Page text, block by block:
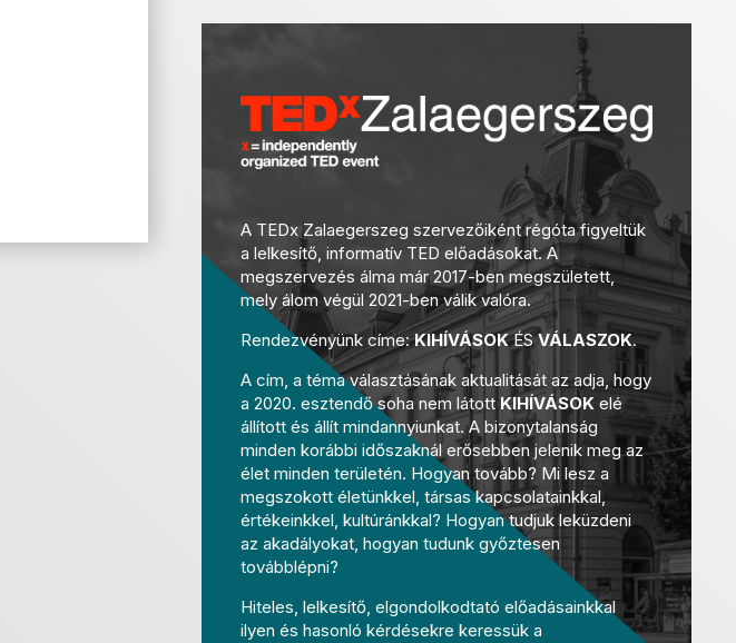
A TEDx Zalaegerszeg szervezőiként régóta figyeltük
a lelkesítő, informatív TED előadásokat. A
megszervezés álma már 2017-ben megszületett,
mely álom végül 2021-ben válik valóra.
Rendezvényünk címe:KIHÍVÁSOKÉSVÁLASZOK.
A cím, a téma választásának aktualitását az adja, hogy
a 2020. esztendő soha nem látottKIHÍVÁSOKelé
állított és állít mindannyiunkat. A bizonytalanság
minden korábbi időszaknál erősebben jelenik meg az
élet minden területén. Hogyan tovább? Mi lesz a
megszokott életünkkel, társas kapcsolatainkkal,
értékeinkkel, kultúránkkal? Hogyan tudjuk leküzdeni
az akadályokat, hogyan tudunk győztesen
továbblépni?
Hiteles, lelkesítő, elgondolkodtató előadásainkkal
ilyen és hasonló kérdésekre keressük a